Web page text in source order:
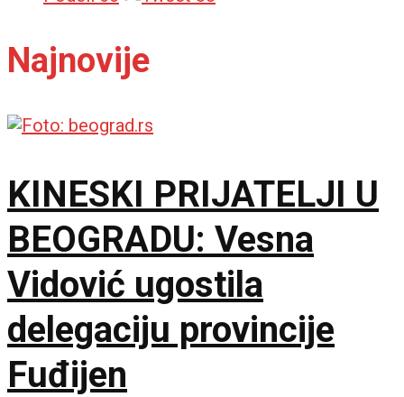
Najnovije
KINESKI PRIJATELJI U
BEOGRADU: Vesna
Vidović ugostila
delegaciju provincije
Fuđijen